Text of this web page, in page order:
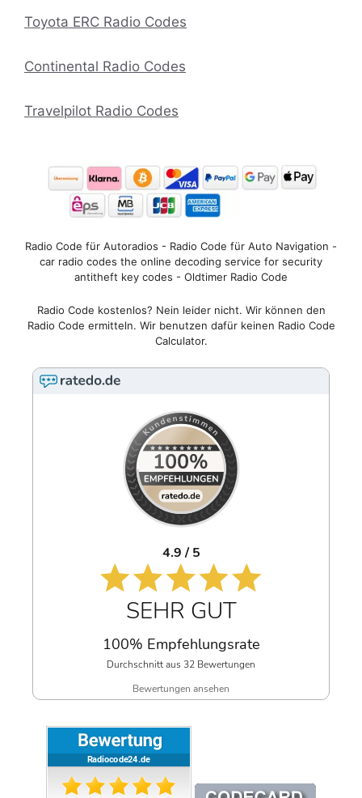
Toyota ERC Radio Codes
Continental Radio Codes
Travelpilot Radio Codes
Radio Code für Autoradios - Radio Code für Auto Navigation -
car radio codes the online decoding service for security
antitheft key codes - Oldtimer Radio Code
Radio Code kostenlos? Nein leider nicht. Wir können den
Radio Code ermitteln. Wir benutzen dafür keinen Radio Code
Calculator.
4.9 / 5
SEHR GUT
100% Empfehlungsrate
Durchschnitt aus 32 Bewertungen
Bewertungen ansehen